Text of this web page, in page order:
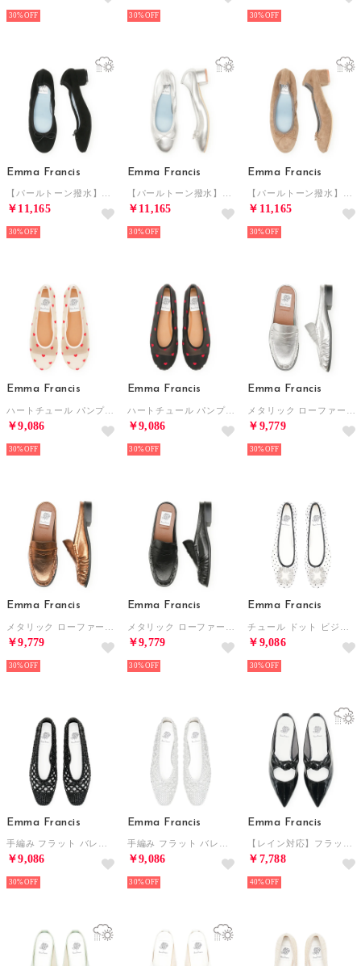
30% 30% 30%
Emma Francis
￥11,165
30%
Emma Francis
￥11,165
30%
Emma Francis
￥11,165
30%
Emma Francis
￥9,086
30%
Emma Francis
￥9,086
30%
Emma Francis
￥9,779
30%
Emma Francis
￥9,779
30%
Emma Francis
￥9,779
30%
Emma Francis
￥9,086
30%
Emma Francis
￥9,086
30%
Emma Francis
￥9,086
30%
Emma Francis
￥7,788
40%